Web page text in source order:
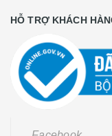
HỖ TRỢ KHÁCH